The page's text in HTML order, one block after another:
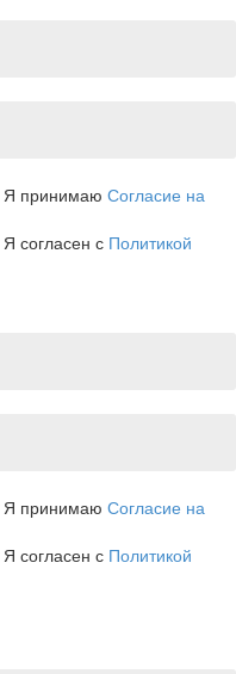
Я принимаю Согласие на
Я согласен с Политикой
Я принимаю Согласие на
Я согласен с Политикой